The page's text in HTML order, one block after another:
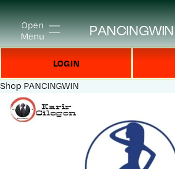
Open
Menu
PANCINGWIN
LOGIN
Shop PANCINGWIN